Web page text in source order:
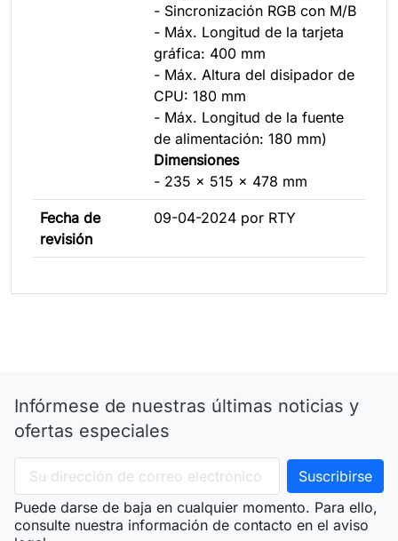
- Sincronización RGB con M/B
- Máx. Longitud de la tarjeta
gráfica: 400 mm
- Máx. Altura del disipador de
CPU: 180 mm
- Máx. Longitud de la fuente
de alimentación: 180 mm)
Dimensiones
- 235 x 515 x 478 mm
Fecha de
revisión
09-04-2024 por RTY
Infórmese de nuestras últimas noticias y
ofertas especiales
Puede darse de baja en cualquier momento. Para ello,
consulte nuestra información de contacto en el aviso